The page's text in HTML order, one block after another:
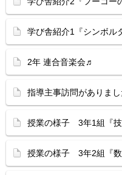
学び舎紹介1『シンボル
2年 連合音楽会♬
指導主事訪問がありまし
授業の様子 3年1組『技
授業の様子 3年2組『数